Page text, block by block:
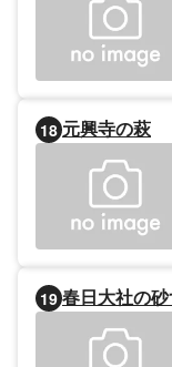
18 元興寺の萩
19 春日大社の